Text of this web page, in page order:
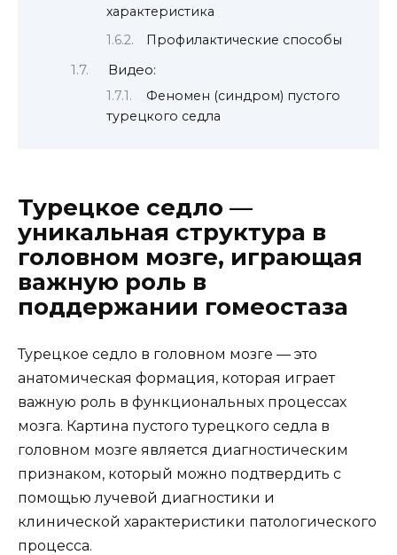
характеристика
Профилактические способы
Видео:
Феномен (синдром) пустого
турецкого седла
Турецкое седло —
уникальная структура в
головном мозге, играющая
важную роль в
поддержании гомеостаза
Турецкое седло в головном мозге — это
анатомическая формация, которая играет
важную роль в функциональных процессах
мозга. Картина пустого турецкого седла в
головном мозге является диагностическим
признаком, который можно подтвердить с
помощью лучевой диагностики и
клинической характеристики патологического
процесса.